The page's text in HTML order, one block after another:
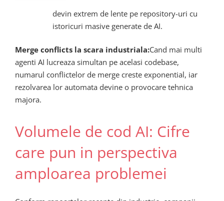
devin extrem de lente pe repository-uri cu
istoricuri masive generate de AI.
Merge conflicts la scara industriala:Cand mai multi
agenti AI lucreaza simultan pe acelasi codebase,
numarul conflictelor de merge creste exponential, iar
rezolvarea lor automata devine o provocare tehnica
majora.
Volumele de cod AI: Cifre
care pun in perspectiva
amploarea problemei